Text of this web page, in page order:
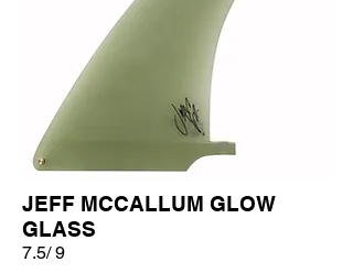
JEFF MCCALLUM GLOW
GLASS
7.5/ 9